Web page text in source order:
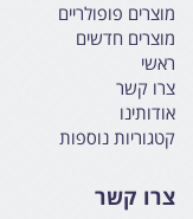
מוצרים פופולריים
מוצרים חדשים
ראשי
צרו קשר
אודותינו
קטגוריות נוספות
צרו קשר